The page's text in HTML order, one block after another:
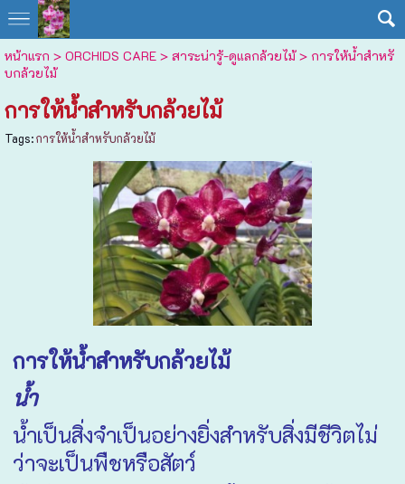
หน้าแรก > ORCHIDS CARE > สาระน่ารู้-ดูแลกล้วยไม้> การให้น้ำสำหรั
บกล้วยไม้
การให้น้ำสำหรับกล้วยไม้
Tags:การให้น้ำสำหรับกล้วยไม้
การให้น้ำสำหรับกล้วยไม้
น้ำ
น้ำเป็นสิ่งจำเป็นอย่างยิ่งสำหรับสิ่งมีชีวิตไม่
ว่าจะเป็นพืชหรือสัตว์